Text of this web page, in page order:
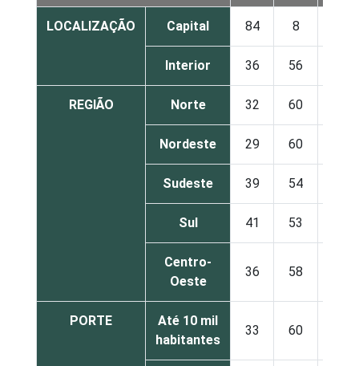
LOCALIZAÇÃO Capital 84 8
Interior 36 56
REGIÃO Norte 32 60
Nordeste 29 60
Sudeste 39 54
Sul 41 53
Centro-
Oeste
36 58
PORTE
Até 10 mil
habitantes
33 60